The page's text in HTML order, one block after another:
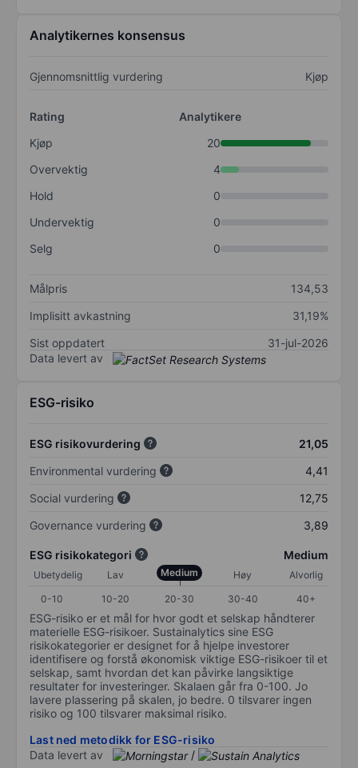
Analytikernes konsensus
Gjennomsnittlig vurdering Kjøp
Rating
Analytikere
Kjøp
20
Overvektig
4
Hold
0
Undervektig
0
Selg
0
Målpris
134,53
Implisitt avkastning
31,19%
Sist oppdatert
31-jul-2026
Data levert av
ESG-risiko
ESG risikovurdering
21,05
Environmental vurdering
4,41
Social vurdering
12,75
Governance vurdering
3,89
ESG risikokategori Medium
Ubetydelig Lav Medium Høy
Alvorlig
0-10
10-20 20-30 30-40 40+
ESG-risiko er et mål for hvor godt et selskap håndterer
materielle ESG-risikoer. Sustainalytics sine ESG
risikokategorier er designet for å hjelpe investorer
identifisere og forstå økonomisk viktige ESG-risikoer til et
selskap, samt hvordan det kan påvirke langsiktige
resultater for investeringer. Skalaen går fra 0-100. Jo
lavere plassering på skalen, jo bedre. 0 tilsvarer ingen
risiko og 100 tilsvarer maksimal risiko.
Last ned metodikk for ESG-risiko
Data levert av
/